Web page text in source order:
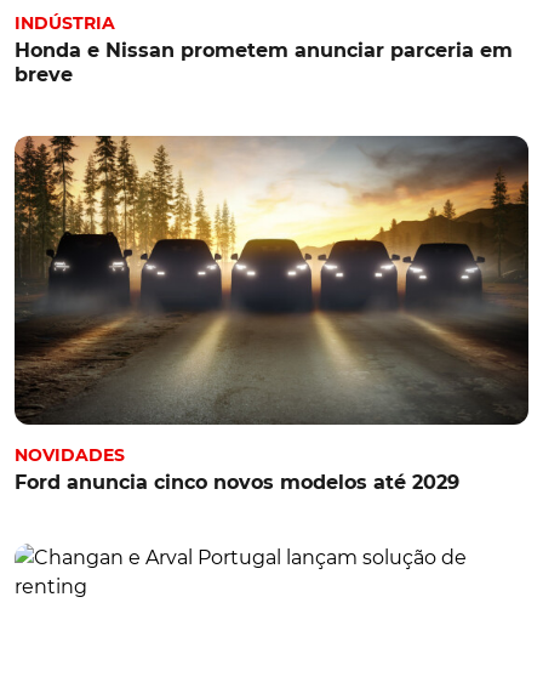
INDÚSTRIA
Honda e Nissan prometem anunciar parceria em
breve
NOVIDADES
Ford anuncia cinco novos modelos até 2029